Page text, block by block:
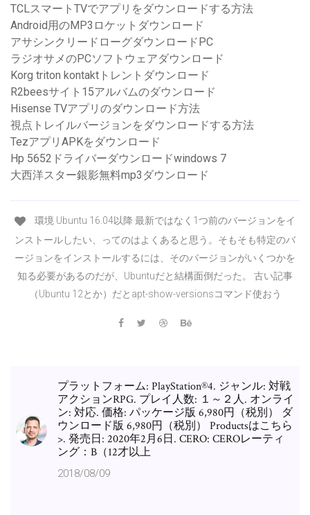
TCLスマートTVでアプリをダウンロードする方法
Android用のMP3ロケットダウンロード
アサシンクリードローグダウンロードPC
ラジオサメのPCソフトウェアダウンロード
Korg triton kontaktトレントダウンロード
R2beesサイト15アルバムのダウンロード
Hisense TVアプリのダウンロード方法
視点トレイルバージョンをダウンロードする方法
TezアプリAPKをダウンロード
Hp 5652ドライバーダウンロードwindows 7
大西洋スター銀影無料mp3ダウンロード
環境 Ubuntu 16.04以降 最新ではなく1つ前のバージョンをイ
ンストールしたい、ってのはよくあると思う。そもそも特定のバ
ージョンをインストールするには、そのバージョンがいくつかを
知る必要があるのだが、Ubuntuだと結構面倒だった。 古い記事
（Ubuntu 12とか）だとapt-show-versionsコマンド使おう
プラットフォーム: PlayStation®4. ジャンル: 対戦
アクションRPG. プレイ人数: １～２人. オンライ
ン: 対応. 価格: パッケージ版 6,980円（税別） ダ
ウンロード版 6,980円（税別） Productsはこちら
>. 発売日: 2020年2月6日. CERO: CEROレーティ
ング：B（12才以上
2018/08/09